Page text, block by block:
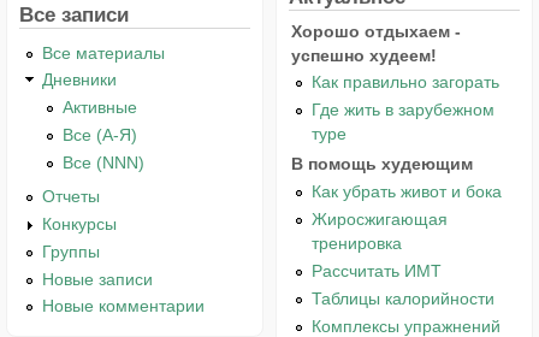
Все записи
Все материалы
Дневники
Активные
Все (А-Я)
Все (NNN)
Отчеты
Конкурсы
Группы
Новые записи
Новые комментарии
Хорошо отдыхаем -
успешно худеем!
Как правильно загорать
Где жить в зарубежном
туре
В помощь худеющим
Как убрать живот и бока
Жиросжигающая
тренировка
Рассчитать ИМТ
Таблицы калорийности
Комплексы упражнений